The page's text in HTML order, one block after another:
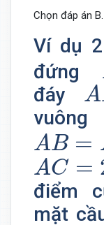
Chọn đáp án B.
Ví dụ
đứng
đáy A
A
AB =
AB=A
AC =
AC= a
điểm
mặt